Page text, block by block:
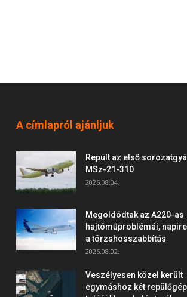
A címlapról ajánljuk
Repült az első
MSz-21-310
2026.08.04.
Megoldódtak az A220-as
hajtóműproblémái,
a törzshosszabbítás
2026.08.02.
Veszélyesen közel került
egymáshoz két